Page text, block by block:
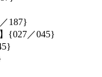
187}
{027／045}